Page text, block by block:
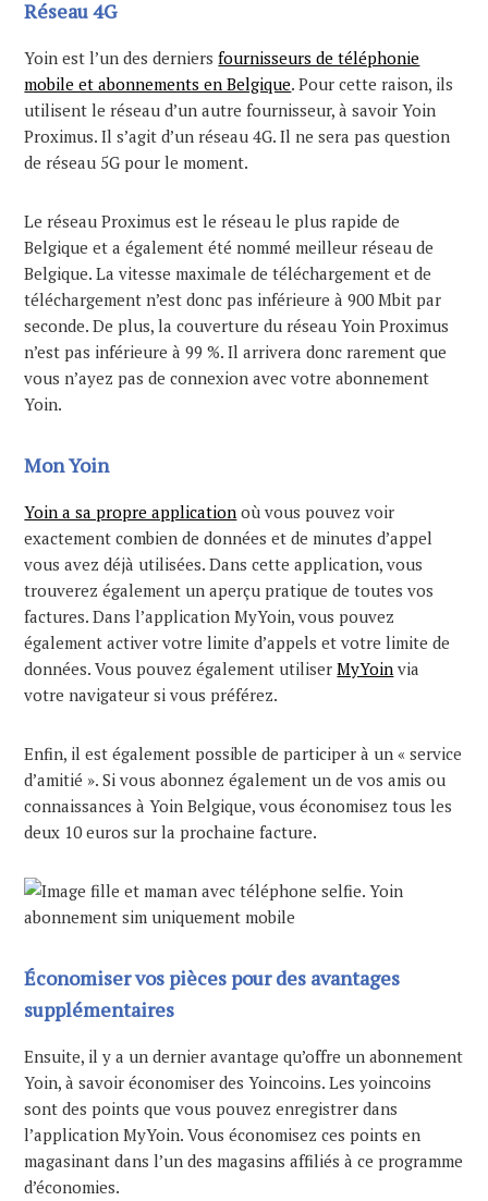
Réseau 4G
Yoin est l’un des derniersfournisseurs de téléphonie
mobile et abonnements en Belgique. Pour cette raison, ils
utilisent le réseau d’un autre fournisseur, à savoir Yoin
Proximus. Il s’agit d’un réseau 4G. Il ne sera pas question
de réseau 5G pour le moment.
Le réseau Proximus est le réseau le plus rapide de
Belgique et a également été nommé meilleur réseau de
Belgique. La vitesse maximale de téléchargement et de
téléchargement n’est donc pas inférieure à 900 Mbit par
seconde. De plus, la couverture du réseau Yoin Proximus
n’est pas inférieure à 99 %. Il arrivera donc rarement que
vous n’ayez pas de connexion avec votre abonnement
Yoin.
Mon Yoin
Yoin a sa propre application où vous pouvez voir
exactement combien de données et de minutes d’appel
vous avez déjà utilisées. Dans cette application, vous
trouverez également un aperçu pratique de toutes vos
factures. Dans l’application MyYoin, vous pouvez
également activer votre limite d’appels et votre limite de
données. Vous pouvez également utiliserMyYoin via
votre navigateur si vous préférez.
Enfin, il est également possible de participer à un « service
d’amitié ». Si vous abonnez également un de vos amis ou
connaissances à Yoin Belgique, vous économisez tous les
deux 10 euros sur la prochaine facture.
Économiser vos pièces pour des avantages
supplémentaires
Ensuite, il y a un dernier avantage qu’offre un abonnement
Yoin, à savoir économiser des Yoincoins. Les yoincoins
sont des points que vous pouvez enregistrer dans
l’application MyYoin. Vous économisez ces points en
magasinant dans l’un des magasins affiliés à ce programme
d’économies.